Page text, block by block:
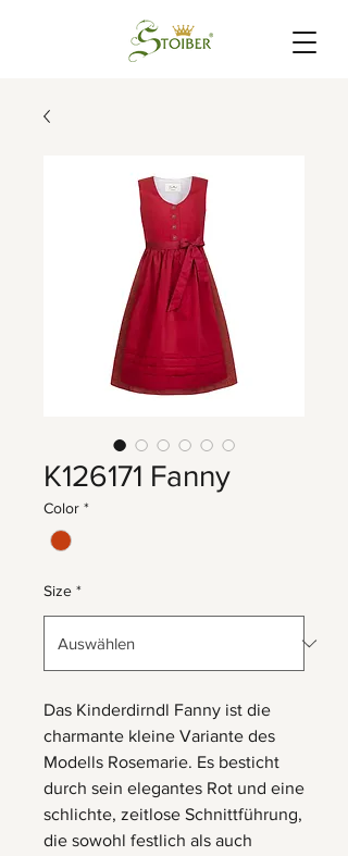
K126171 Fanny
Color *
Size *
Das Kinderdirndl Fanny ist die
charmante kleine Variante des
Modells Rosemarie. Es besticht
durch sein elegantes Rot und eine
schlichte, zeitlose Schnittführung,
die sowohl festlich als auch